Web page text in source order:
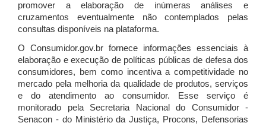
promover a elaboração de inúmeras análises e
cruzamentos eventualmente não contemplados pelas
consultas disponíveis na plataforma.
O Consumidor.gov.br fornece informações essenciais à
elaboração e execução de políticas públicas de defesa dos
consumidores, bem como incentiva a competitividade no
mercado pela melhoria da qualidade de produtos, serviços
e do atendimento ao consumidor. Esse serviço é
monitorado pela Secretaria Nacional do Consumidor -
Senacon - do Ministério da Justiça, Procons, Defensorias